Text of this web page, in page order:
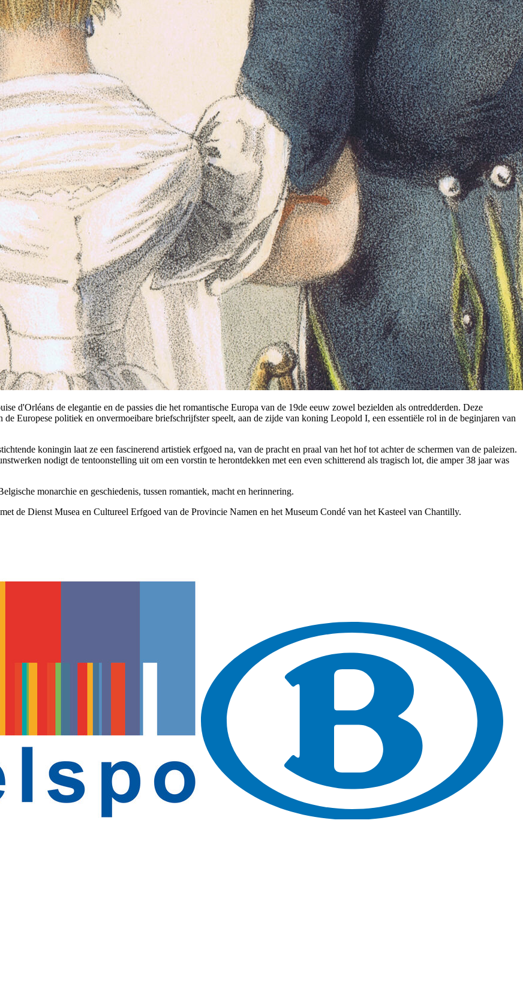
d'Orléans de elegantie en de passies die het romantische Europa van de 19de eeuw zowel bezielden als ontredderden. Deze
Europese politiek en onvermoeibare briefschrijfster speelt, aan de zijde van koning Leopold I, een essentiële rol in de beginjaren van
koningin laat ze een fascinerend artistiek erfgoed na, van de pracht en praal van het hof tot achter de schermen van de paleizen.
nodigt de tentoonstelling uit om een vorstin te herontdekken met een even schitterend als tragisch lot, die amper 38 jaar was
monarchie en geschiedenis, tussen romantiek, macht en herinnering.
de Dienst Musea en Cultureel Erfgoed van de Provincie Namen en het Museum Condé van het Kasteel van Chantilly.